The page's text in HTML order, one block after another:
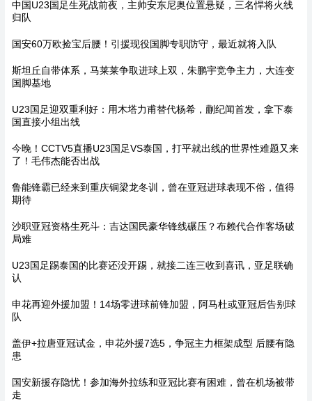
中国U23国足生死战前夜，主帅安东尼奥位置悬疑，三名悍将火线
归队
国安60万欧捡宝后腰！引援现役国脚专职防守，最近就将入队
斯坦丘自带体系，马莱莱争取进球上双，朱鹏宇竞争主力，大连变
国脚基地
U23国足迎双重利好：用木塔力甫替代杨希，蒯纪闻首发，拿下泰
国直接小组出线
今晚！CCTV5直播U23国足VS泰国，打平就出线的世界性难题又来
了！毛伟杰能否出战
鲁能锋霸已经来到重庆铜梁龙冬训，曾在亚冠进球表现不俗，值得
期待
沙职亚冠资格生死斗：吉达国民豪华锋线碾压？布赖代合作客场破
局难
U23国足踢泰国的比赛还没开踢，就接二连三收到喜讯，亚足联确
认
申花再迎外援加盟！14场零进球前锋加盟，阿马杜或亚冠后告别球
队
盖伊+拉唐亚冠试金，申花外援7选5，争冠主力框架成型 后腰有隐
患
国安新援存隐忧！参加海外拉练和亚冠比赛有困难，曾在机场被带
走